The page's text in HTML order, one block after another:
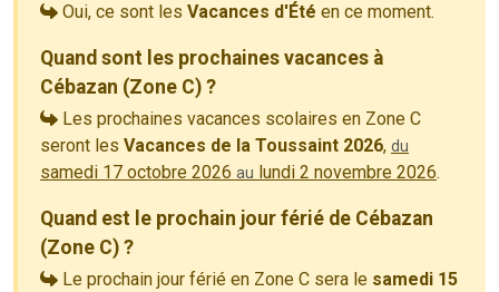
Oui, ce sont les Vacances d'Été en ce moment.
Quand sont les prochaines vacances à
Cébazan (Zone C) ?
Les prochaines vacances scolaires en Zone C
seront les Vacances de la Toussaint 2026, du
samedi 17 octobre 2026 au lundi 2 novembre 2026.
Quand est le prochain jour férié de Cébazan
(Zone C) ?
Le prochain jour férié en Zone C sera le samedi 15